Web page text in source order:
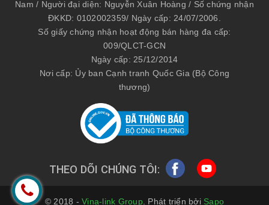
Nam / Người đại diện: Nguyễn Xuân Hoàng / Số chứng nhận
ĐKKD: 0102002359/ Ngày cấp: 24/07/2006.
Số giấy chứng nhận hoạt động bán hàng đa cấp:
009/QLCT-GCN
Ngày cấp: 25/12/2014
Nơi cấp: Ủy ban Cạnh tranh Quốc Gia (Bộ Công
thương)
THEO DÕI CHÚNG TÔI
© 2018 -Vina-link Group. Phát triển bởi Sapo